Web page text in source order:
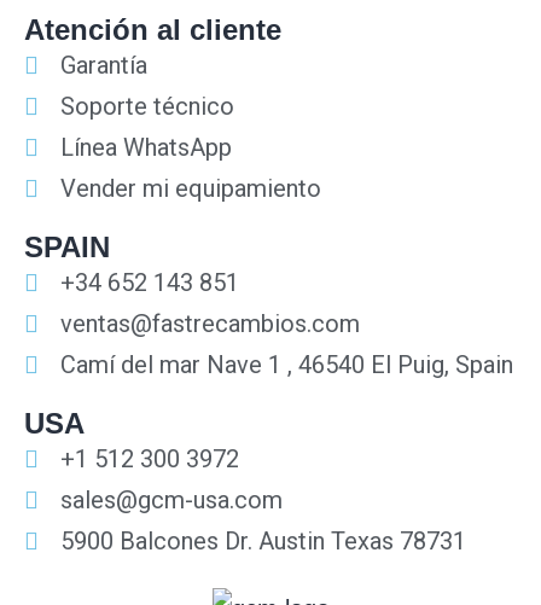
Atención al cliente
Garantía
Soporte técnico
Línea WhatsApp
Vender mi equipamiento
SPAIN
+34 652 143 851
ventas@fastrecambios.com
Camí del mar Nave 1 , 46540 El Puig, Spain
USA
+1 512 300 3972
sales@gcm-usa.com
5900 Balcones Dr. Austin Texas 78731